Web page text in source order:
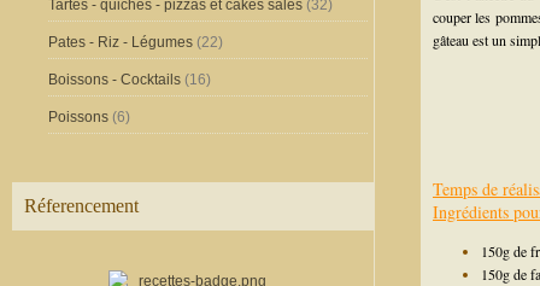
Tartes - quiches - pizzas et cakes salés (32)
Pates - Riz - Légumes (22)
Boissons - Cocktails (16)
Poissons (6)
Réferencement
couper les
gâteau est un
Temps de
Ingrédients
150g de
150g de